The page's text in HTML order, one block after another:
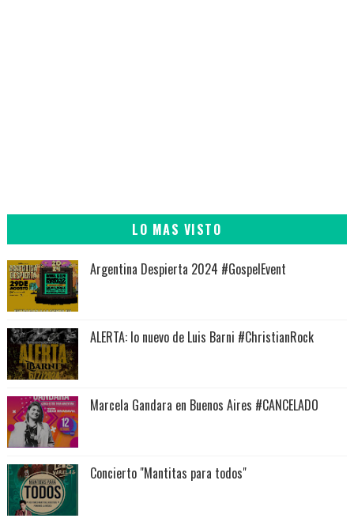
LO MAS VISTO
Argentina Despierta 2024 #GospelEvent
ALERTA: lo nuevo de Luis Barni #ChristianRock
Marcela Gandara en Buenos Aires #CANCELADO
Concierto "Mantitas para todos"